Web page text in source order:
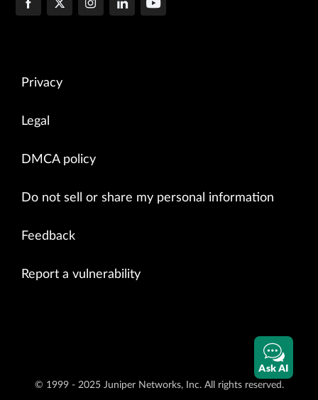
Privacy
Legal
DMCA policy
Do not sell or share my personal information
Feedback
Report a vulnerability
© 1999 - 2025 Juniper Networks, Inc. All rights reserved.
Ask AI